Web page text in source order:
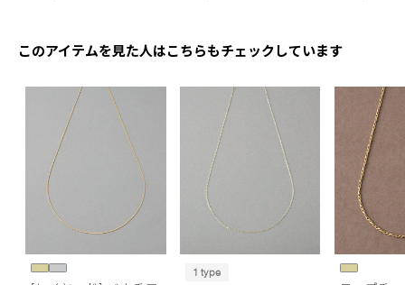
このアイテムを見た人はこちらもチェックしています
1 type